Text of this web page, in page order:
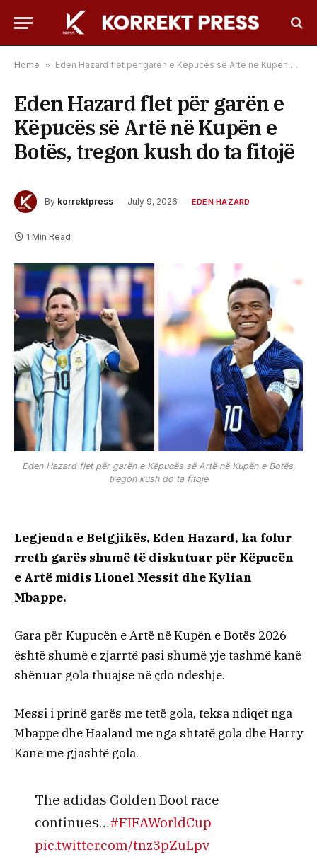
Home » Eden Hazard flet për garën e Këpucës së Artë në Kupën e Botës, tregon kush do ta fitojë
Eden Hazard flet për garën e
Këpucës së Artë në Kupën e
Botës, tregon kush do ta fitojë
By korrektpress July 9, 2026 EDEN HAZARD
1 Min Read
Eden Hazard flet për garën e Këpucës së Artë në Kupën e Botës,
tregon kush do ta fitojë
Legjenda e Belgjikës, Eden Hazard, ka folur
rreth garës shumë të diskutuar për Këpucën
e Artë midis Lionel Messit dhe Kylian
Mbappe.
Gara për Kupucën e Artë në Kupën e Botës 2026
është shumë e zjarrtë pasi shumë yje tashmë kanë
shënuar gola thuajse në çdo ndeshje.
Messi i prinë garës me tetë gola, teksa ndiqet nga
Mbappe dhe Haaland me nga shtatë gola dhe Harry
Kane me gjashtë gola.
The adidas Golden Boot race
continues…#FIFAWorldCup
pic.twitter.com/tnz3pZuLpv